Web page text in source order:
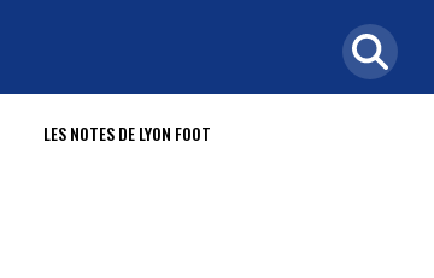
LES NOTES DE LYON FOOT